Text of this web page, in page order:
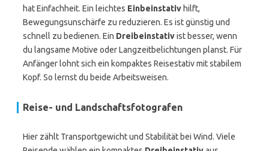
hat Einfachheit. Ein leichtes Einbeinstativ hilft,
Bewegungsunschärfe zu reduzieren. Es ist günstig und
schnell zu bedienen. Ein Dreibeinstativist besser, wenn
du langsame Motive oder Langzeitbelichtungen planst. Für
Anfänger lohnt sich ein kompaktes Reisestativ mit stabilem
Kopf. So lernst du beide Arbeitsweisen.
Reise- und Landschaftsfotografen
Hier zählt Transportgewicht und Stabilität bei Wind. Viele